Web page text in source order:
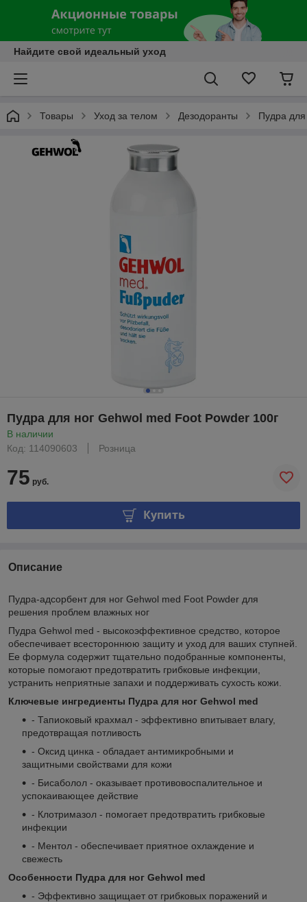
Найдите свой идеальный уход
Товары Уход за телом Дезодоранты Пудра
Пудра для ног Gehwol med Foot Powder 100г
В наличии
Код: 114090603
Розница
75 руб.
Купить
Описание
Пудра-адсорбент для ног Gehwol med Foot Powder для
решения проблем влажных ног
Пудра Gehwol med - высокоэффективное средство, которое
обеспечивает всестороннюю защиту и уход для ваших ступней.
Ее формула содержит тщательно подобранные компоненты,
которые помогают предотвратить грибковые инфекции,
устранить неприятные запахи и поддерживать сухость кожи.
Ключевые ингредиенты Пудра для ног Gehwol med
- Тапиоковый крахмал - эффективно впитывает влагу,
предотвращая потливость
- Оксид цинка - обладает антимикробными и
защитными свойствами для кожи
- Бисаболол - оказывает противовоспалительное и
успокаивающее действие
- Клотримазол - помогает предотвратить грибковые
инфекции
- Ментол - обеспечивает приятное охлаждение и
свежесть
Особенности Пудра для ног Gehwol med
- Эффективно защищает от грибковых поражений и